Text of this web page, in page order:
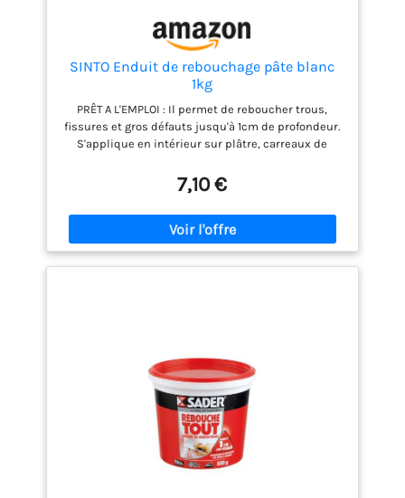
SINTO Enduit de rebouchage pâte blanc
1kg
PRÊT A L'EMPLOI : Il permet de reboucher trous,
fissures et gros défauts jusqu'à 1cm de profondeur.
S'applique en intérieur sur plâtre, carreaux de
peint, bois.. PRÊT-A-L'EMPLOI ET COMPOSE A PLUS DE
97% D'INGREDIENTS D'ORIGINE NATURELLE : Ii est prêt
à l'emploi pour une utilisation simple et pratique.
Sa formule est composée à 97% d'ingrédients
naturelle. POLYVALENT, ECONOMIQUE : Cet enduit
convient à de nombreuses surfaces. Sa finition
passes. Poncez à sec. Pour les fissures, rebouchez
en garnissant perpendiculairement au sens de la
fissure. Lissez dans le sens de la fissure à force
constante. SINTO : 75 ANS D’EXPERTISE AU SERVICE
DE LA QUALITÉ. Référence des professionnels, Sinto
propose des solutions expertes pour rénover et
réparer tous types de supports et matériaux.
7,10 €